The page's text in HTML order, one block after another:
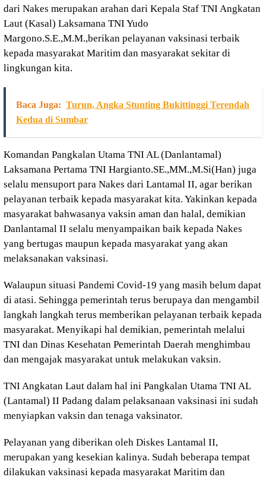
dari Nakes merupakan arahan dari Kepala Staf TNI Angkatan
Laut (Kasal) Laksamana TNI Yudo
Margono.S.E.,M.M.,berikan pelayanan vaksinasi terbaik
kepada masyarakat Maritim dan masyarakat sekitar di
lingkungan kita.
Baca Juga: Turun, Angka Stunting Bukittinggi Terendah
Kedua di Sumbar
Komandan Pangkalan Utama TNI AL (Danlantamal)
Laksamana Pertama TNI Hargianto.SE.,MM.,M.Si(Han) juga
selalu mensuport para Nakes dari Lantamal II, agar berikan
pelayanan terbaik kepada masyarakat kita. Yakinkan kepada
masyarakat bahwasanya vaksin aman dan halal, demikian
Danlantamal II selalu menyampaikan baik kepada Nakes
yang bertugas maupun kepada masyarakat yang akan
melaksanakan vaksinasi.
Walaupun situasi Pandemi Covid-19 yang masih belum dapat
di atasi. Sehingga pemerintah terus berupaya dan mengambil
langkah langkah terus memberikan pelayanan terbaik kepada
masyarakat. Menyikapi hal demikian, pemerintah melalui
TNI dan Dinas Kesehatan Pemerintah Daerah menghimbau
dan mengajak masyarakat untuk melakukan vaksin.
TNI Angkatan Laut dalam hal ini Pangkalan Utama TNI AL
(Lantamal) II Padang dalam pelaksanaan vaksinasi ini sudah
menyiapkan vaksin dan tenaga vaksinator.
Pelayanan yang diberikan oleh Diskes Lantamal II,
merupakan yang kesekian kalinya. Sudah beberapa tempat
dilakukan vaksinasi kepada masyarakat Maritim dan